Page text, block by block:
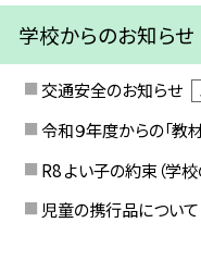
学校からのお知らせ
交通安全のお知らせ
令和９年度からの「教
R8 よい子の約束（学校
児童の携行品について